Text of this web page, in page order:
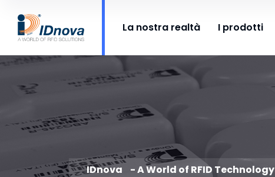
La nostra realtà I prodotti
IDnova - A World of RFID Technology